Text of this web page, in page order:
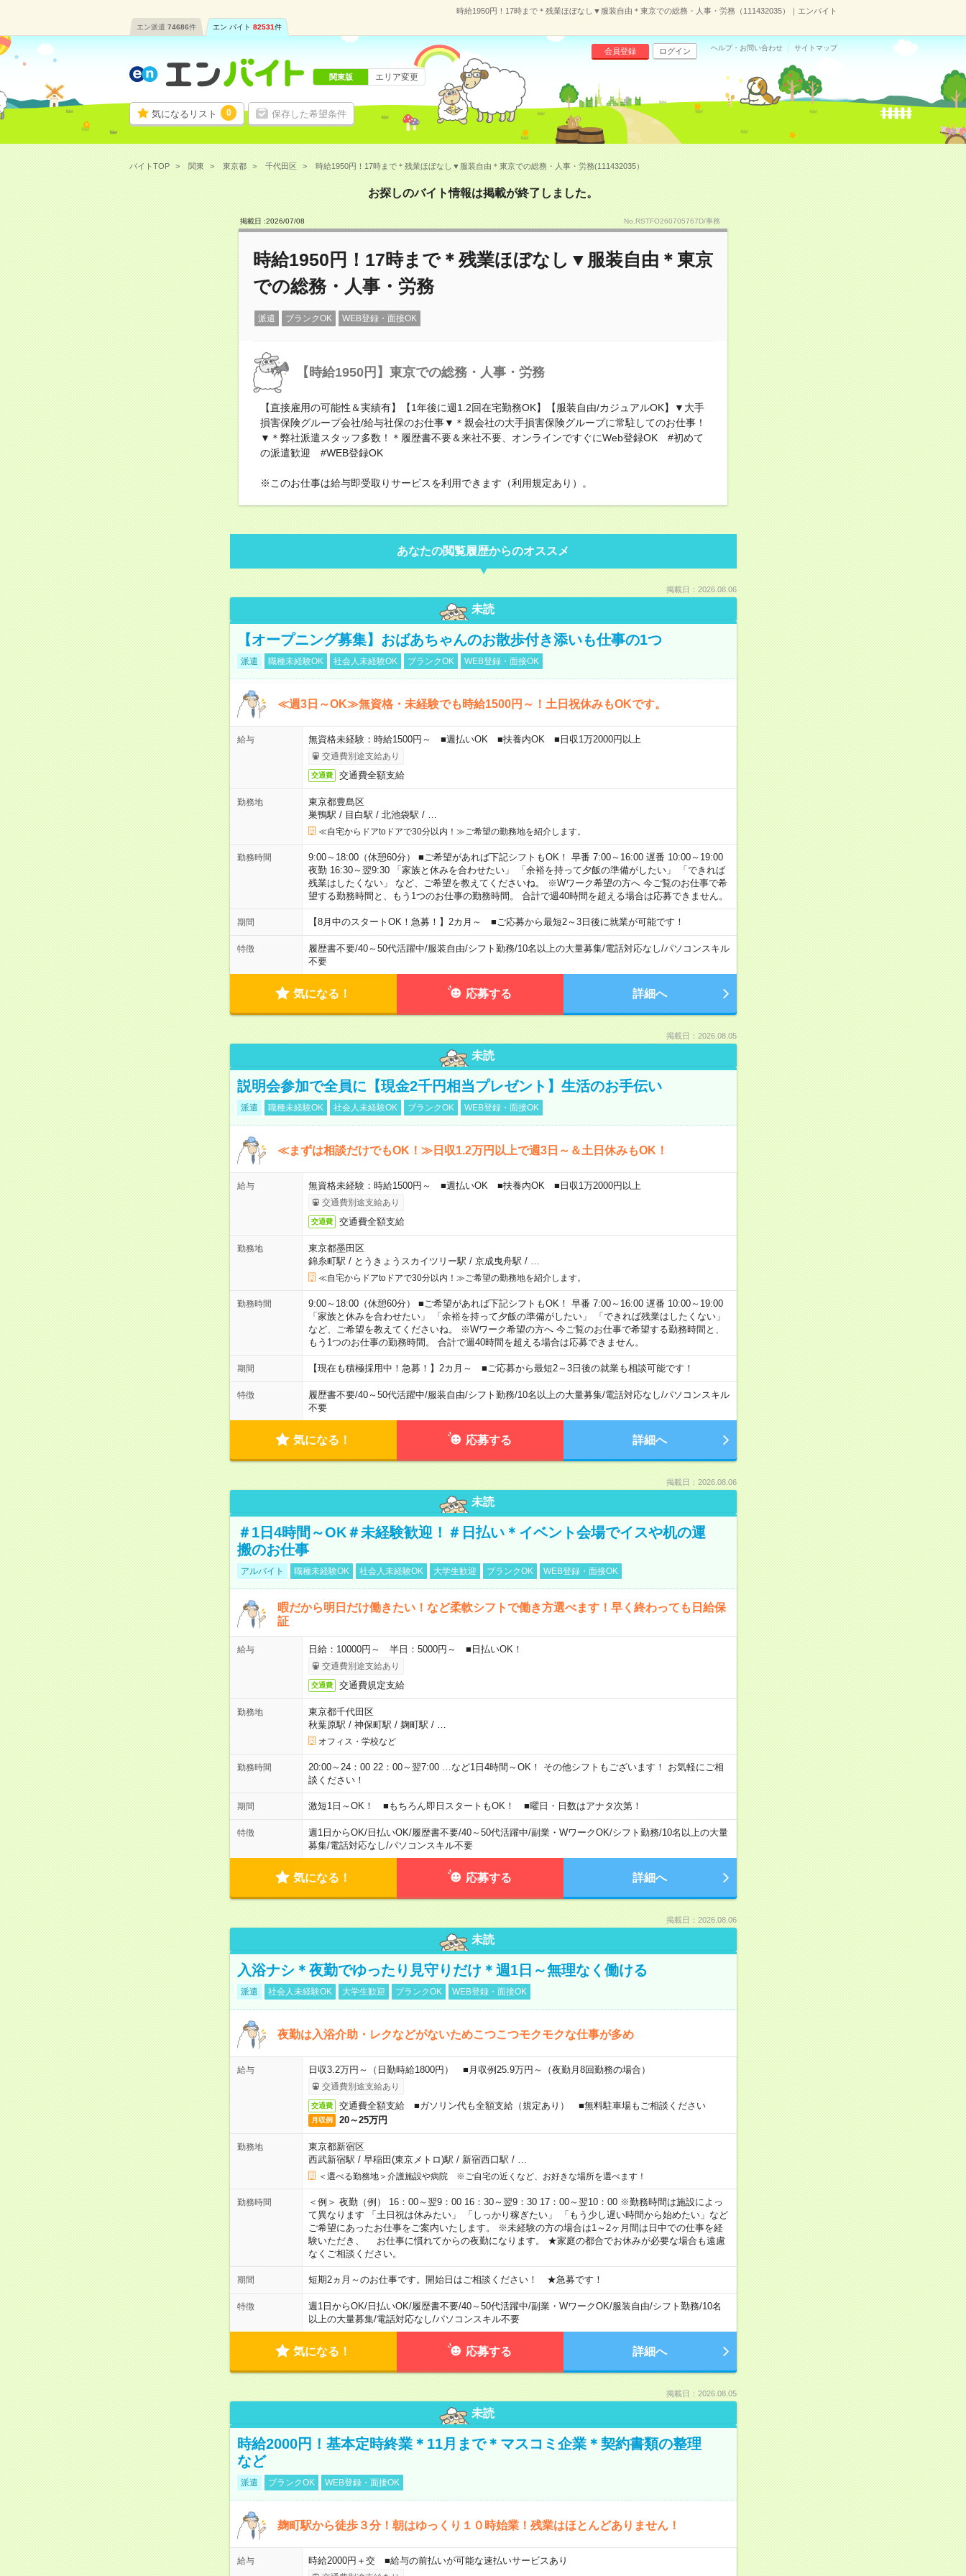
時給1950円！17時まで＊残業ほぼなし▼服装自由＊東京での総務・人事・労務（111432035）｜エンバイト
エン派遣 74686件 エン バイト 82531件
気になるリスト 0 保存した希望条件
会員登録 ログイン ヘルプ・お問い合わせ サイトマップ
関東版 エリア変更
バイトTOP 関東 東京都 千代田区 時給1950円！17時まで＊残業ほぼなし▼服装自由＊東京での総務・人事・労務(111432035）
お探しのバイト情報は掲載が終了しました。
掲載日 :2026/07/08 No.RSTFO260705767D/事務
時給1950円！17時まで＊残業ほぼなし▼服装自由＊東京
での総務・人事・労務
派遣 ブランクOK WEB登録・面接OK
【時給1950円】東京での総務・人事・労務
【直接雇用の可能性＆実績有】【1年後に週1.2回在宅勤務OK】【服装自由/カジュアルOK】▼大手
損害保険グループ会社/給与社保のお仕事▼＊親会社の大手損害保険グループに常駐してのお仕事！
▼＊弊社派遣スタッフ多数！＊履歴書不要＆来社不要、オンラインですぐにWeb登録OK #初めて
の派遣歓迎 #WEB登録OK
※このお仕事は給与即受取りサービスを利用できます（利用規定あり）。
あなたの閲覧履歴からのオススメ
掲載日：2026.08.06
未読
【オープニング募集】おばあちゃんのお散歩付き添いも仕事の1つ
派遣 職種未経験OK 社会人未経験OK ブランクOK WEB登録・面接OK
≪週3日～OK≫無資格・未経験でも時給1500円～！土日祝休みもOKです。
給与 無資格未経験：時給1500円～ ■週払いOK ■扶養内OK ■日収1万2000円以上
交通費別途支給あり
交通費 交通費全額支給
勤務地
東京都豊島区
巣鴨駅 / 目白駅 / 北池袋駅 /
≪自宅からドアtoドアで30分以内！≫ご希望の勤務地を紹介します。
勤務時間
9:00～18:00（休憩60分） ■ご希望があれば下記シフトもOK！ 早番 7:00～16:00 遅番 10:00～19:00
夜勤 16:30～翌9:30 「家族と休みを合わせたい」 「余裕を持って夕飯の準備がしたい」 「できれば
残業はしたくない」 など、ご希望を教えてくださいね。 ※Wワーク希望の方へ 今ご覧のお仕事で希
望する勤務時間と、もう1つのお仕事の勤務時間。 合計で週40時間を超える場合は応募できません。
期間 【8月中のスタートOK！急募！】2カ月～ ■ご応募から最短2～3日後に就業が可能です！
特徴 履歴書不要/40～50代活躍中/服装自由/シフト勤務/10名以上の大量募集/電話対応なし/パソコンスキル
不要
気になる！ 応募する 詳細へ
掲載日：2026.08.05
未読
説明会参加で全員に【現金2千円相当プレゼント】生活のお手伝い
派遣 職種未経験OK 社会人未経験OK ブランクOK WEB登録・面接OK
≪まずは相談だけでもOK！≫日収1.2万円以上で週3日～＆土日休みもOK！
給与 無資格未経験：時給1500円～ ■週払いOK ■扶養内OK ■日収1万2000円以上
交通費別途支給あり
交通費 交通費全額支給
勤務地
東京都墨田区
錦糸町駅 / とうきょうスカイツリー駅 / 京成曳舟駅 /
≪自宅からドアtoドアで30分以内！≫ご希望の勤務地を紹介します。
勤務時間
9:00～18:00（休憩60分） ■ご希望があれば下記シフトもOK！ 早番 7:00～16:00 遅番 10:00～19:00
「家族と休みを合わせたい」 「余裕を持って夕飯の準備がしたい」 「できれば残業はしたくない」
など、ご希望を教えてくださいね。 ※Wワーク希望の方へ 今ご覧のお仕事で希望する勤務時間と、
もう1つのお仕事の勤務時間。 合計で週40時間を超える場合は応募できません。
期間 【現在も積極採用中！急募！】2カ月～ ■ご応募から最短2～3日後の就業も相談可能です！
特徴 履歴書不要/40～50代活躍中/服装自由/シフト勤務/10名以上の大量募集/電話対応なし/パソコンスキル
不要
気になる！ 応募する 詳細へ
掲載日：2026.08.06
未読
＃1日4時間～OK＃未経験歓迎！＃日払い＊イベント会場でイスや机の運
搬のお仕事
アルバイト 職種未経験OK 社会人未経験OK 大学生歓迎 ブランクOK WEB登録・面接OK
暇だから明日だけ働きたい！など柔軟シフトで働き方選べます！早く終わっても日給保
証
給与 日給：10000円～ 半日：5000円～ ■日払いOK！
交通費別途支給あり
交通費 交通費規定支給
勤務地
東京都千代田区
秋葉原駅 / 神保町駅 / 麹町駅 /
オフィス・学校など
勤務時間
20:00～24：00 22：00～翌7:00 …など1日4時間～OK！ その他シフトもございます！ お気軽にご相
談ください！
期間 激短1日～OK！ ■もちろん即日スタートもOK！ ■曜日・日数はアナタ次第！
特徴 週1日からOK/日払いOK/履歴書不要/40～50代活躍中/副業・WワークOK/シフト勤務/10名以上の大量
募集/電話対応なし/パソコンスキル不要
気になる！ 応募する 詳細へ
掲載日：2026.08.06
未読
入浴ナシ＊夜勤でゆったり見守りだけ＊週1日～無理なく働ける
派遣 社会人未経験OK 大学生歓迎 ブランクOK WEB登録・面接OK
夜勤は入浴介助・レクなどがないためこつこつモクモクな仕事が多め
給与 日収3.2万円～（日勤時給1800円） ■月収例25.9万円～（夜勤月8回勤務の場合）
交通費別途支給あり
交通費 交通費全額支給 ■ガソリン代も全額支給（規定あり） ■無料駐車場もご相談ください
月収例 20～25万円
勤務地
東京都新宿区
西武新宿駅 / 早稲田(東京メトロ)駅 / 新宿西口駅 /
＜選べる勤務地＞介護施設や病院 ※ご自宅の近くなど、お好きな場所を選べます！
勤務時間
＜例＞ 夜勤（例） 16：00～翌9：00 16：30～翌9：30 17：00～翌10：00 ※勤務時間は施設によっ
て異なります 「土日祝は休みたい」 「しっかり稼ぎたい」 「もう少し遅い時間から始めたい」など
ご希望にあったお仕事をご案内いたします。 ※未経験の方の場合は1～2ヶ月間は日中での仕事を経
験いただき、 お仕事に慣れてからの夜勤になります。 ★家庭の都合でお休みが必要な場合も遠慮
なくご相談ください。
期間 短期2ヵ月～のお仕事です。開始日はご相談ください！ ★急募です！
特徴 週1日からOK/日払いOK/履歴書不要/40～50代活躍中/副業・WワークOK/服装自由/シフト勤務/10名
以上の大量募集/電話対応なし/パソコンスキル不要
気になる！ 応募する 詳細へ
掲載日：2026.08.05
未読
時給2000円！基本定時終業＊11月まで＊マスコミ企業＊契約書類の整理
など
派遣 ブランクOK WEB登録・面接OK
麹町駅から徒歩３分！朝はゆっくり１０時始業！残業はほとんどありません！
給与 時給2000円＋交 ■給与の前払いが可能な速払いサービスあり